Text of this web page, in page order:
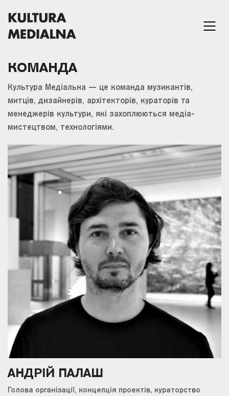
КОМАНДА
Культура Медіальна — це команда музикантів,
митців, дизайнерів, архітекторів, кураторів та
менеджерів культури, які захоплюються медіа-
мистецтвом, технологіями.
АНДРІЙ ПАЛАШ
Голова організації, концепція проектів, кураторство